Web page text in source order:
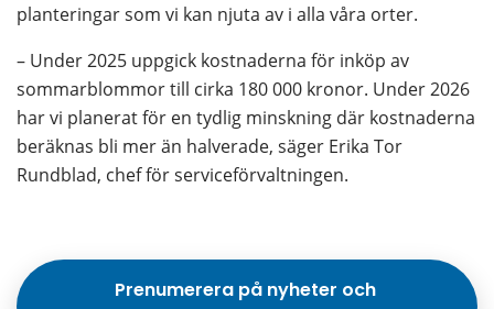
planteringar som vi kan njuta av i alla våra orter.
– Under 2025 uppgick kostnaderna för inköp av
sommarblommor till cirka 180 000 kronor. Under 2026
har vi planerat för en tydlig minskning där kostnaderna
beräknas bli mer än halverade, säger Erika Tor
Rundblad, chef för serviceförvaltningen.
Prenumerera på nyheter och